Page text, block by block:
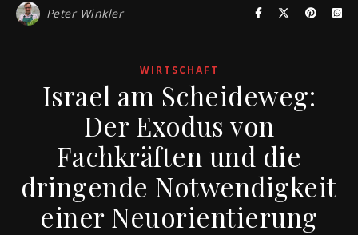
Peter Winkler
WIRTSCHAFT
Israel am Scheideweg:
Der Exodus von
Fachkräften und die
dringende Notwendigkeit
einer Neuorientierung